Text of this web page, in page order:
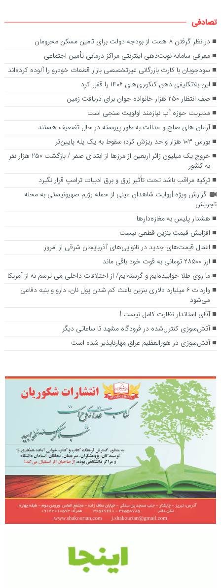
تصادفی
در نظر گرفتن ۸ همت از بودجه دولت برای تامین مسکن محرومان
معرفی سامانه نوبت‌دهی اینترنتی مراکز درمانی تأمین اجتماعی
سودجویان با کارت‌ بازرگانی غیرتخصصی بازار قطعات خودرو را آلوده کرده‌اند
این بلاتکلیفی ذهن کنکوری‌های ۱۴۰۶ را قفل کرد
صف انتظار ۲۵۰ هزار خانواده جوان برای دریافت زمین
مدیریت حوزه آب نیازمند اولویت سنجی است
آرمان های صلح و عدالت به طور پیوسته در حال تضعیف هستند
بورس ۱۰۳ هزار واحد ریزش کرد؛ سقوط به یک پله پایین‌تر
خروج یک میلیون زائر اربعین از مرزها از ابتدای صفر / بازگشت ۲۵۰ هزار نفر
به کشور
ترکیه مراقب باشد تحت تأثیر زرق و برق ادبیات ترامپ قرار نگیرد
گزارش ویژه |روایت شاهدان عینی از حمله رژیم صهیونیستی به محله
تجریش
هشدار پلیس به مغازه‌دارها
افزایش قیمت بنزین قطعی نیست
اعمال قیمت‌های جدید در نانوایی‌های آذربایجان شرقی از امروز
ارز ۲۸۵۰۰ تومانی به قوت خود باقی ماند
ما روی طلا خوابیده‌ایم و گرسنه‌ایم/ از اختلافات داخلی می ترسم نه از آمریکا
واردات ۶ میلیارد دلاری بنزین باعث کم شدن پول نان، دارو و بنیه دفاعی
می‌شود
آقای استاندار نظارت کامل نیست !
آتش‌سوزی کنترل‌شده در فرودگاه مشهد تا ساعاتی دیگر
آتش‌سوزی در هورالعظیم عراق مهارناپذیر شده است